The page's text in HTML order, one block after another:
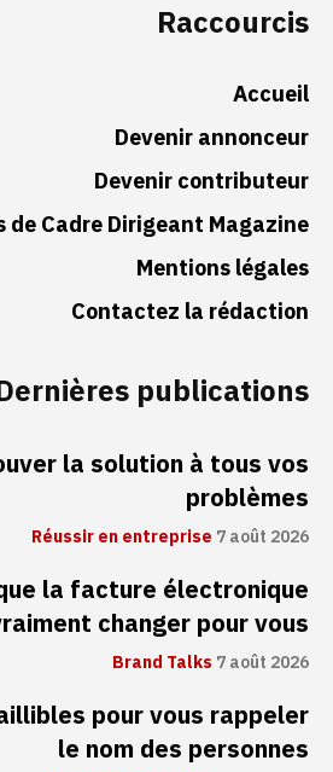
Raccourcis
Accueil
Devenir annonceur
Devenir contributeur
de Cadre Dirigeant Magazine
Mentions légales
Contactez la rédaction
publications
la solution à tous vos
problèmes
Réussir en entreprise 7 août 2026
la facture électronique
changer pour vous
Brand Talks7 août 2026
pour vous rappeler
le nom des personnes